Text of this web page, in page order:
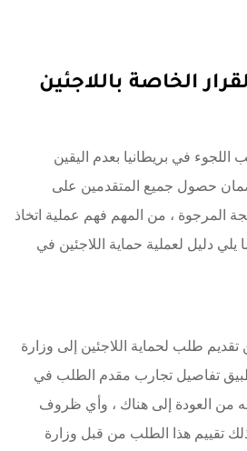
الخاصة باللاجئين
في بريطانيا بعدم اليقين
حصول جميع المتقدمين على
المرجوة ، من المهم فهم عملية اتخاذ
يلي دليل لعملية حماية اللاجئين في
طلب لحماية اللاجئين إلى وزارة
تفاصيل تجارب مقدم الطلب في
من العودة إلى هناك ، وأي ظروف
تقييم هذا الطلب من قبل وزارة